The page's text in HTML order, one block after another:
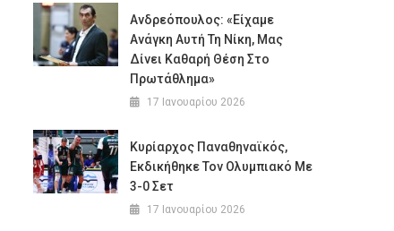
Ανδρεόπουλος: «Είχαμε
Ανάγκη Αυτή Τη Νίκη, Μας
Δίνει Καθαρή Θέση Στο
Πρωτάθλημα»
17 Ιανουαρίου 2026
Κυρίαρχος Παναθηναϊκός,
Εκδικήθηκε Τον Ολυμπιακό Με
3-0 Σετ
17 Ιανουαρίου 2026